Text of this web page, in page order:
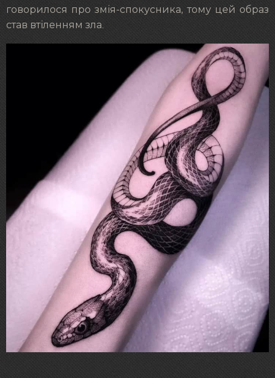
говорилося про змія-спокусника, тому цей образ
став втіленням зла.